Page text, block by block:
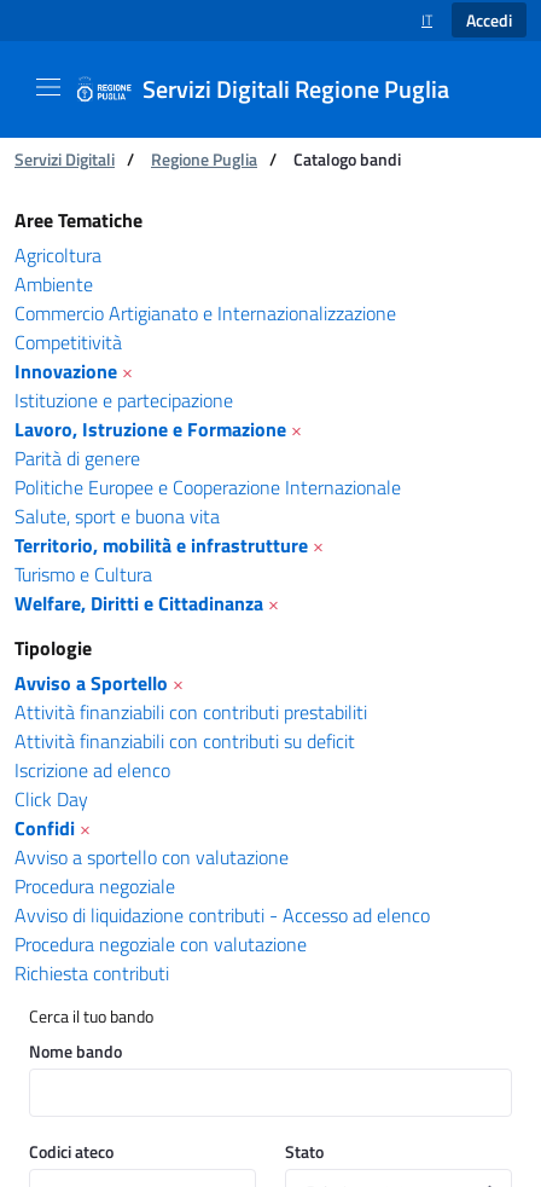
SELEZIONE
IT Accedi
Servizi Digitali Regione Puglia
Ti trovi in:
Servizi Digitali / Regione Puglia / Catalogo bandi
Catalogo bandi - Servizi Digitali Regione
Aree Tematiche
Agricoltura
Ambiente
Commercio Artigianato e Internazionalizzazione
Competitività
Innovazione ×
Istituzione e partecipazione
Lavoro, Istruzione e Formazione ×
Parità di genere
Politiche Europee e Cooperazione Internazionale
Salute, sport e buona vita
Territorio, mobilità e infrastrutture ×
Turismo e Cultura
Welfare, Diritti e Cittadinanza ×
Tipologie
Avviso a Sportello ×
Attività finanziabili con contributi prestabiliti
Attività finanziabili con contributi su deficit
Iscrizione ad elenco
Click Day
Confidi ×
Avviso a sportello con valutazione
Procedura negoziale
Avviso di liquidazione contributi - Accesso ad elenco
Procedura negoziale con valutazione
Richiesta contributi
Cerca il tuo bando
Nome bando
Codici ateco Stato